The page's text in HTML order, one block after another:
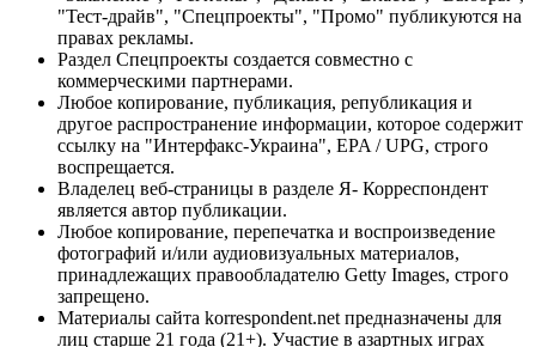
"Тест-драйв", "Спецпроекты", "Промо" публикуются на
правах рекламы.
Раздел Спецпроекты создается совместно с
коммерческими партнерами.
Любое копирование, публикация, републикация и
другое распространение информации, которое содержит
ссылку на "Интерфакс-Украина", EPA / UPG, строго
воспрещается.
Владелец веб-страницы в разделе Я- Корреспондент
является автор публикации.
Любое копирование, перепечатка и воспроизведение
фотографий и/или аудиовизуальных материалов,
принадлежащих правообладателю Getty Images, строго
запрещено.
Материалы сайта korrespondent.net предназначены для
лиц старше 21 года (21+). Участие в азартных играх